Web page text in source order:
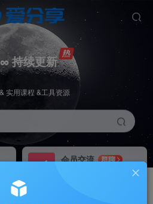
持续更新
实用课程 &工具资源
会员交流
群聊